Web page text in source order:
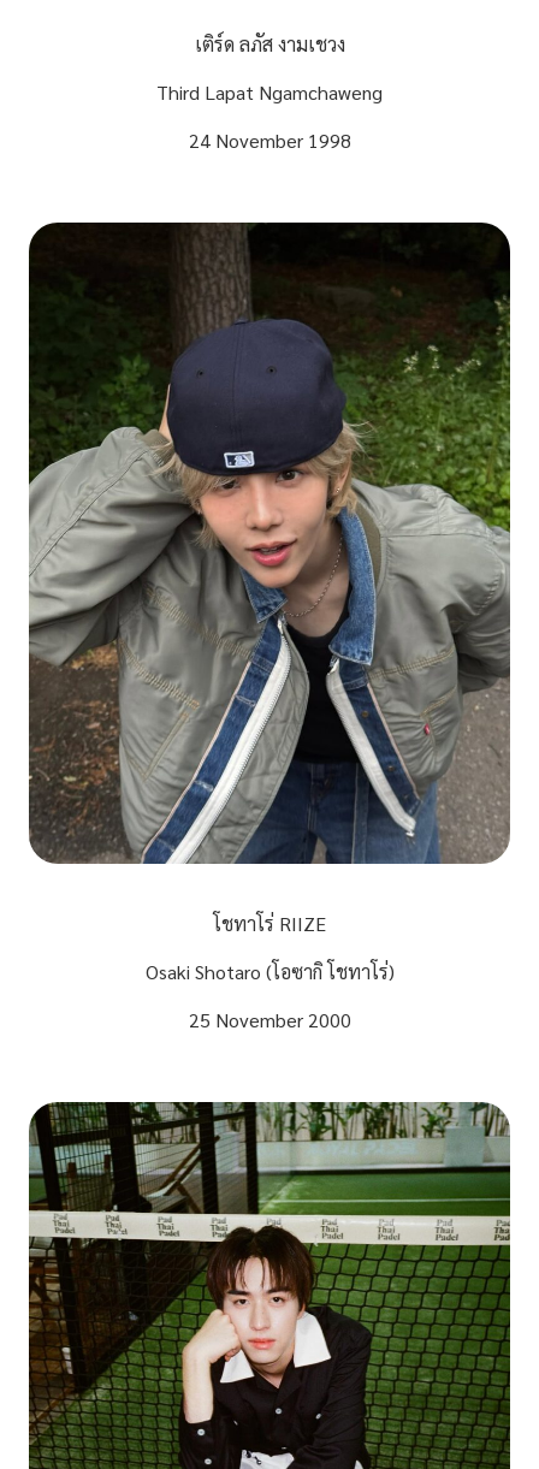
เติร์ด ลภัส งามเชวง
Third Lapat Ngamchaweng
24 November 1998
โชทาโร่ RIIZE
Osaki Shotaro (โอซากิ โชทาโร่)
25 November 2000